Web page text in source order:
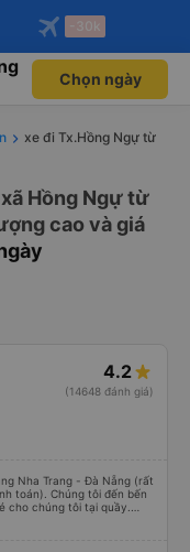
Mở app
qua
Mở app
-30k
Chọn ngày
xe đi Tx.Hồng Ngự từ
Hồng Ngự từ
cao và giá
4.2
(14648 đánh giá)
Nha Trang - Đà Nẵng (rất
toán). Chúng tôi đến bến
cho chúng tôi tại quầy.
tại quầy, vì giá vé trên